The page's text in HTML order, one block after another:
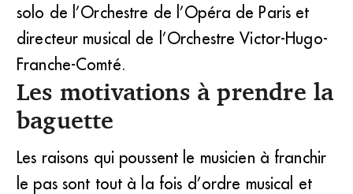
solo de l’Orchestre de l’Opéra de Paris et
directeur musical de l’Orchestre Victor-Hugo-
Franche-Comté.
Les motivations à prendre la
baguette
Les raisons qui poussent le musicien à franchir
le pas sont tout à la fois d’ordre musical et